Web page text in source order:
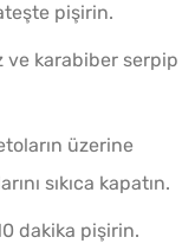
pişirin.
ve karabiber serpip
üzerine
sıkıca kapatın.
dakika pişirin.